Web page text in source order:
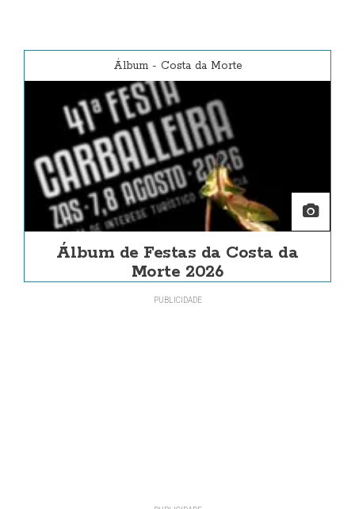
Álbum - Costa da Morte
Álbum de Festas da Costa da
Morte 2026